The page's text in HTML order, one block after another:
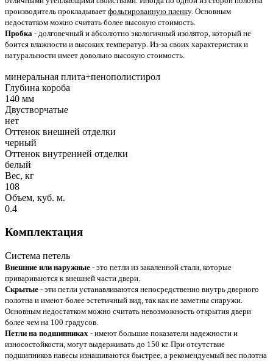
производитель прокладывает фольгированную пленку. Основным
недостатком можно считать более высокую стоимость.
Пробка - долговечный и абсолютно экологичный изолятор, который не
боится влажности и высоких температур. Из-за своих характеристик и
натуральности имеет довольно высокую стоимость.
минеральная плита+пенополистирол
Глубина короба
140 мм
Двустворчатые
нет
Оттенок внешней отделки
черный
Оттенок внутренней отделки
белый
Вес, кг
108
Объем, куб. м.
0.4
Комплектация
Система петель
Внешние или наружные - это петли из закаленной стали, которые
привариваются к внешней части двери.
Скрытые - эти петли устанавливаются непосредственно внутрь дверного
полотна и имеют более эстетичный вид, так как не заметны снаружи.
Основным недостатком можно считать невозможность открытия двери
более чем на 100 градусов.
Петли на подшипниках - имеют большие показатели надежности и
износостойкости, могут выдерживать до 150 кг. При отсутствие
подшипников навесы изнашиваются быстрее, а рекомендуемый вес полотна